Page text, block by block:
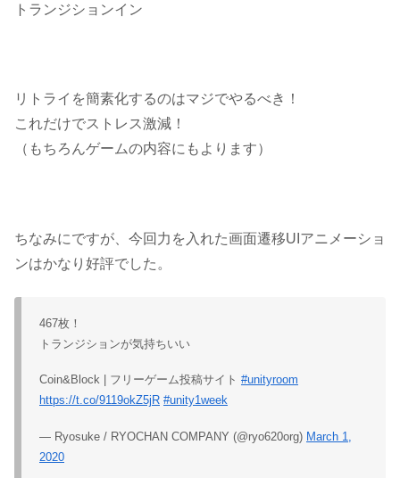
トランジションイン
リトライを簡素化するのはマジでやるべき！
これだけでストレス激減！
（もちろんゲームの内容にもよります）
ちなみにですが、今回力を入れた画面遷移UIアニメーショ
ンはかなり好評でした。
467枚！
トランジションが気持ちいい
Coin&Block | フリーゲーム投稿サイト #unityroom
https://t.co/9119okZ5jR #unity1week
— Ryosuke / RYOCHAN COMPANY (@ryo620org) March 1,
2020